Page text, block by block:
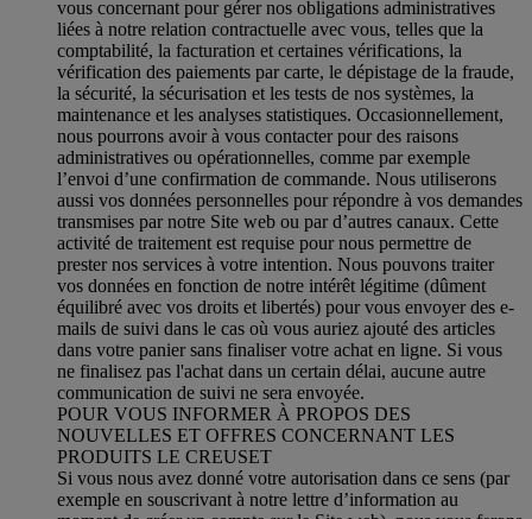
vous concernant pour gérer nos obligations administratives
liées à notre relation contractuelle avec vous, telles que la
comptabilité, la facturation et certaines vérifications, la
vérification des paiements par carte, le dépistage de la fraude,
la sécurité, la sécurisation et les tests de nos systèmes, la
maintenance et les analyses statistiques. Occasionnellement,
nous pourrons avoir à vous contacter pour des raisons
administratives ou opérationnelles, comme par exemple
l’envoi d’une confirmation de commande. Nous utiliserons
aussi vos données personnelles pour répondre à vos demandes
transmises par notre Site web ou par d’autres canaux. Cette
activité de traitement est requise pour nous permettre de
prester nos services à votre intention. Nous pouvons traiter
vos données en fonction de notre intérêt légitime (dûment
équilibré avec vos droits et libertés) pour vous envoyer des e-
mails de suivi dans le cas où vous auriez ajouté des articles
dans votre panier sans finaliser votre achat en ligne. Si vous
ne finalisez pas l'achat dans un certain délai, aucune autre
communication de suivi ne sera envoyée.
POUR VOUS INFORMER À PROPOS DES
NOUVELLES ET OFFRES CONCERNANT LES
PRODUITS LE CREUSET
Si vous nous avez donné votre autorisation dans ce sens (par
exemple en souscrivant à notre lettre d’information au